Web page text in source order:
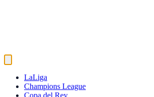
LaLiga
Champions League
Copa del Rey